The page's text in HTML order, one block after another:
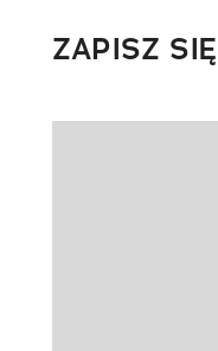
ZAPISZ